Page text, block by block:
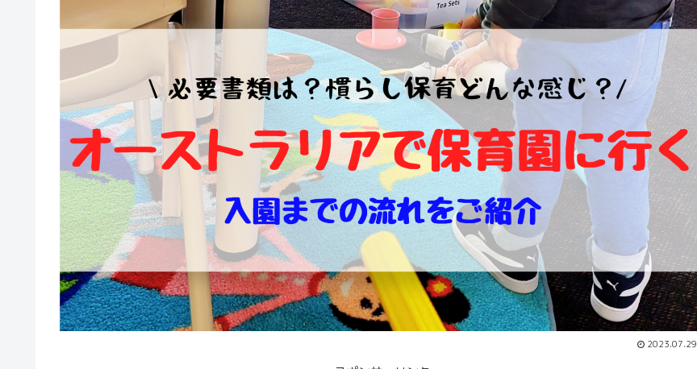
2023.07.29